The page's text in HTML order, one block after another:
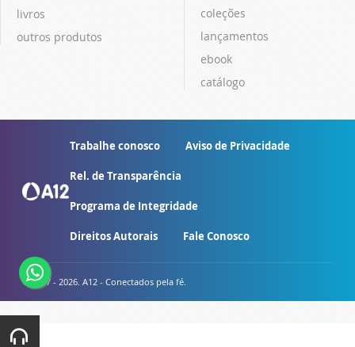
livros
outros produtos
coleções
lançamentos
ebook
catálogo
Trabalhe conosco Aviso de Privacidade
Rel. de Transparência
Programa de Integridade
Direitos Autorais Fale Conosco
© 2007 - 2026. A12 - Conectados pela fé.